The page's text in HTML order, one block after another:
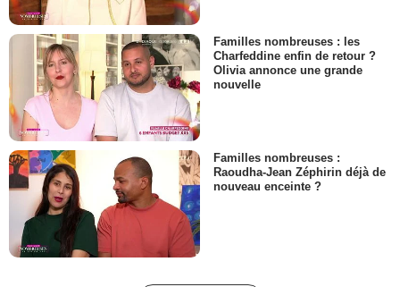
Familles nombreuses : les
Charfeddine enfin de retour ?
Olivia annonce une grande
nouvelle
Familles nombreuses :
Raoudha-Jean Zéphirin déjà de
nouveau enceinte ?